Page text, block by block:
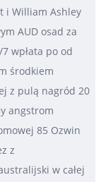
i William Ashley
AUD osad za
wpłata po od
środkiem
z pulą nagród 20
angstrom
85 Ozwin
z
w całej